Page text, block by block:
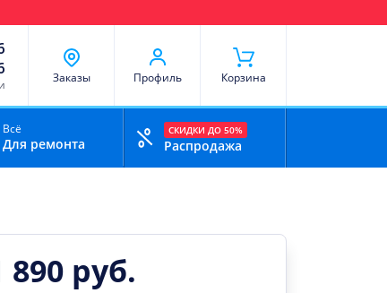
Заказы Профиль Корзина
Всё
Для ремонта
СКИДКИ ДО 50%
Распродажа
890 руб.